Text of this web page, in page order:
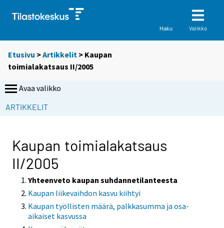
Haku Valikko
Etusivu >Artikkelit > Kaupan
toimialakatsaus II/2005
Avaa valikko
ARTIKKELIT
Kaupan toimialakatsaus
II/2005
Yhteenveto kaupan suhdannetilanteesta
Kaupan liikevaihdon kasvu kiihtyi
Kaupan työllisten määrä, palkkasumma ja osa-
aikaiset kasvussa